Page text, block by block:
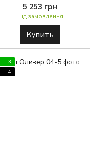
5 253 грн
Під замовлення
Купить
3
4